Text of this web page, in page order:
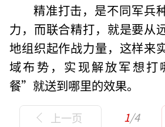
精准打击，是不同军兵
力，而联合精打，就是要从
地组织起作战力量，这样来
域布势，实现解放军想
餐”就送到哪里的效果。
上一页 1/4